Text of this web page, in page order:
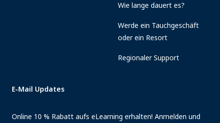
Wie lange dauert es?
Werde ein Tauchgeschäft
oder ein Resort
Regionaler Support
E-Mail Updates
Online 10 % Rabatt aufs eLearning erhalten! Anmelden und